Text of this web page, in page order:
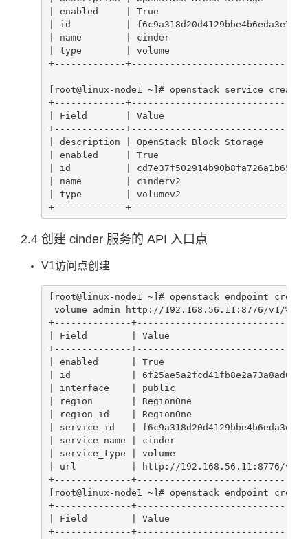
| enabled     | True
| id          |
| name        | cinder
| type        | volume
+-------------
[root@linux-node1 ~]# openstack service
+-------------
| Field       | Value
+-------------
| description | OpenStack Block Storage
| enabled     | True
| id          |
| name        | cinderv2
| type        | volumev2
+-------------
2.4 创建 cinder 服务的 API 入口点
V1访问点创建
[root@linux-node1 ~]# openstack endpoint
volume admin http://192.168.56.11:8776/v1/
+--------------
| Field        | Value
+--------------
| enabled      | True
| id           |
| interface    | public
| region       | RegionOne
| region_id    | RegionOne
| service_id   |
| service_name | cinder
| service_type | volume
| url          | http://192.168.56.11:8776/v1/
+--------------
[root@linux-node1 ~]# openstack endpoint
+--------------
| Field        | Value
+--------------